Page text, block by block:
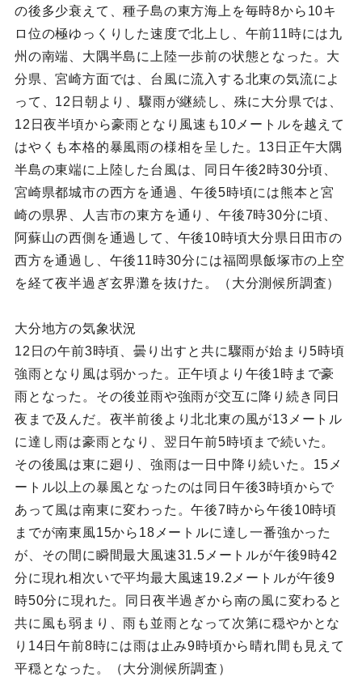
の後多少衰えて、種子島の東方海上を毎時8から10キ
ロ位の極ゆっくりした速度で北上し、午前11時には九
州の南端、大隅半島に上陸一歩前の状態となった。大
分県、宮崎方面では、台風に流入する北東の気流によ
って、12日朝より、驟雨が継続し、殊に大分県では、
12日夜半頃から豪雨となり風速も10メートルを越えて
はやくも本格的暴風雨の様相を呈した。13日正午大隅
半島の東端に上陸した台風は、同日午後2時30分頃、
宮崎県都城市の西方を通過、午後5時頃には熊本と宮
崎の県界、人吉市の東方を通り、午後7時30分に頃、
阿蘇山の西側を通過して、午後10時頃大分県日田市の
西方を通過し、午後11時30分には福岡県飯塚市の上空
を経て夜半過ぎ玄界灘を抜けた。（大分測候所調査）
大分地方の気象状況
12日の午前3時頃、曇り出すと共に驟雨が始まり5時頃
強雨となり風は弱かった。正午頃より午後1時まで豪
雨となった。その後並雨や強雨が交互に降り続き同日
夜まで及んだ。夜半前後より北北東の風が13メートル
に達し雨は豪雨となり、翌日午前5時頃まで続いた。
その後風は東に廻り、強雨は一日中降り続いた。15メ
ートル以上の暴風となったのは同日午後3時頃からで
あって風は南東に変わった。午後7時から午後10時頃
までが南東風15から18メートルに達し一番強かった
が、その間に瞬間最大風速31.5メートルが午後9時42
分に現れ相次いで平均最大風速19.2メートルが午後9
時50分に現れた。同日夜半過ぎから南の風に変わると
共に風も弱まり、雨も並雨となって次第に穏やかとな
り14日午前8時には雨は止み9時頃から晴れ間も見えて
平穏となった。（大分測候所調査）